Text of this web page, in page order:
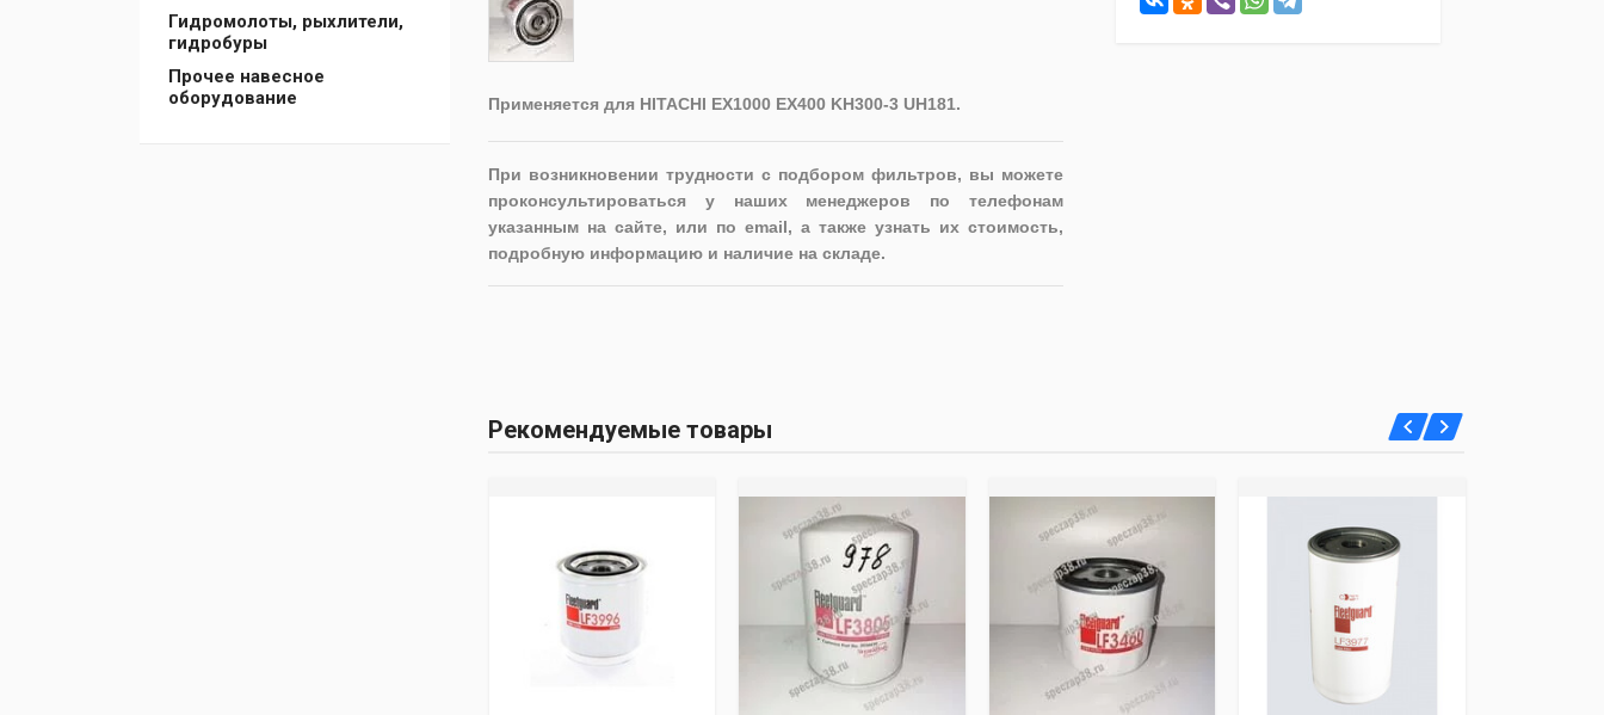
Гидромолоты, рыхлители,
гидробуры
Прочее навесное
оборудование
Применяется для HITACHI EX1000 EX400 KH300-3 UH181.
При возникновении трудности с подбором фильтров, вы можете
проконсультироваться у наших менеджеров по телефонам
указанным на сайте, или по email, а также узнать их стоимость,
подробную информацию и наличие на складе.
Рекомендуемые товары